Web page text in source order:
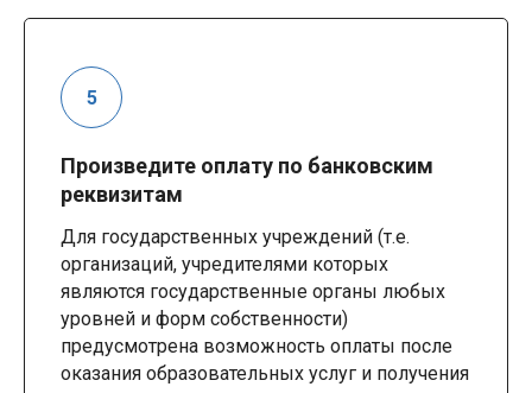
Произведите оплату по банковским
реквизитам
Для государственных учреждений (т.е.
организаций, учредителями которых
являются государственные органы любых
уровней и форм собственности)
предусмотрена возможность оплаты после
оказания образовательных услуг и получения